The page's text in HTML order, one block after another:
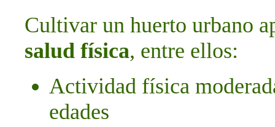
Cultivar un huerto urbano
salud física, entre ellos:
Actividad física
edades